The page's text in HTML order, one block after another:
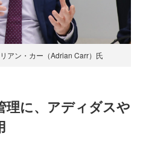
アン・カー（Adrian Carr）氏
理に、アディダスや